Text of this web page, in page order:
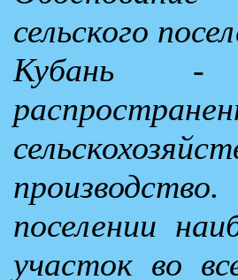
сельского
Кубань -
поселении
участок во